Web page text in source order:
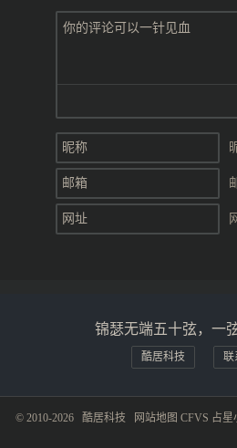
锦瑟无端五十弦，一
酷居科技 联
© 2010-2026 酷居科技 网站地图 CFVS 占星